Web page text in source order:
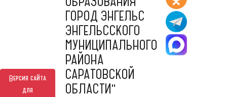
Версия сайта
для
ГОРОД ЭНГЕЛЬС
ЭНГЕЛЬССКОГО
МУНИЦИПАЛЬНОГО
РАЙОНА
САРАТОВСКОЙ
ОБЛАСТИ"